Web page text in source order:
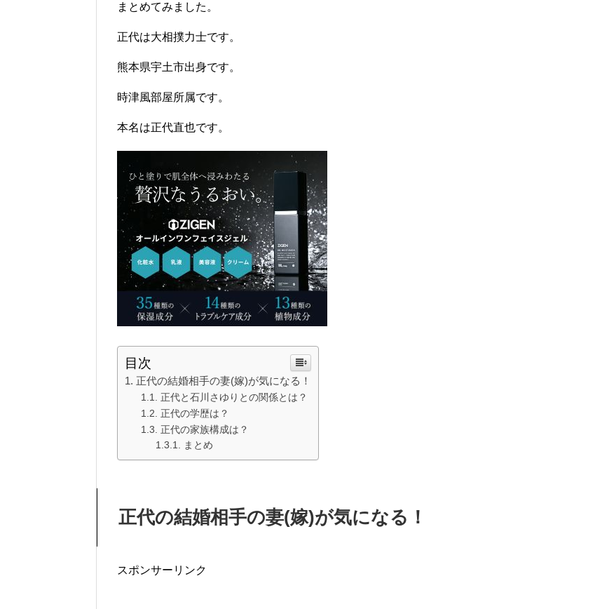
まとめてみました。
正代は大相撲力士です。
熊本県宇土市出身です。
時津風部屋所属です。
本名は正代直也です。
目次
正代の結婚相手の妻(嫁)が気になる！
正代と石川さゆりとの関係とは？
正代の学歴は？
正代の家族構成は？
まとめ
正代の結婚相手の妻(嫁)が気になる！
スポンサーリンク